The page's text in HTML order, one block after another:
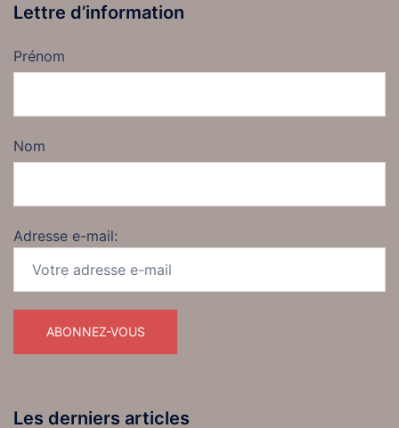
Lettre d’information
Prénom
Nom
Adresse e-mail:
Les derniers articles